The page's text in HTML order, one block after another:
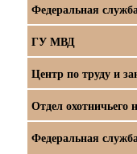
Федеральная
ГУ МВД
Центр по труду и
Отдел охотничьего
Федеральная